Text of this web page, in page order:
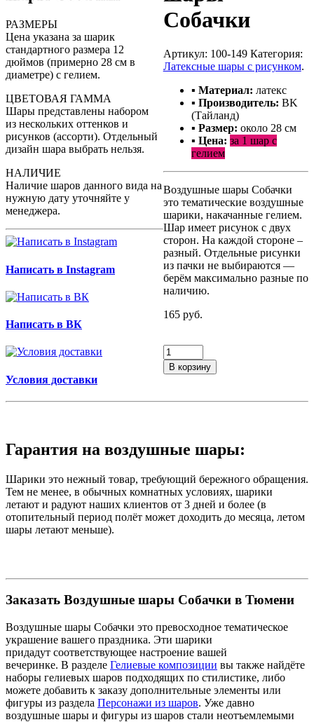
Собачки
Артикул: 100-149 Категория:
Латексные шары с рисунком.
▪ Материал: латекс
▪ Производитель: BK
(Тайланд)
▪ Размер: около 28 см
▪ Цена: за 1 шар с
гелием
Воздушные шары Собачки
это тематические воздушные
шарики, накачанные гелием.
Шар имеет рисунок с двух
сторон. На каждой стороне –
разный. Отдельные рисунки
из пачки не выбираются —
берём максимально разные по
наличию.
165 руб.
В корзину
РАЗМЕРЫ
Цена указана за шарик
стандартного размера 12
дюймов (примерно 28 см в
диаметре) с гелием.
ЦВЕТОВАЯ ГАММА
Шары представлены набором
из нескольких оттенков и
рисунков (ассорти). Отдельный
дизайн шара выбрать нельзя.
НАЛИЧИЕ
Наличие шаров данного вида на
нужную дату уточняйте у
менеджера.
Написать в Instagram
Написать в ВК
Условия доставки
Гарантия на воздушные шары:
Шарики это нежный товар, требующий бережного обращения.
Тем не менее, в обычных комнатных условиях, шарики
летают и радуют наших клиентов от 3 дней и более (в
отопительный период полёт может доходить до месяца, летом
шары летают меньше).
Заказать Воздушные шары Собачки в Тюмени
Воздушные шары Собачки это превосходное тематическое
украшение вашего праздника. Эти шарики
придадут соответствующее настроение вашей
вечеринке. В разделе Гелиевые композиции вы также найдёте
наборы гелиевых шаров подходящих по стилистике, либо
можете добавить к заказу дополнительные элементы или
фигуры из раздела Персонажи из шаров. Уже давно
воздушные шары и фигуры из шаров стали неотъемлемыми